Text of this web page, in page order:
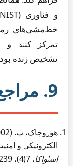
خط‌مشی‌های رمز
تمرکز کنند و
تشخیص زنده
9. مراجع
الکترونیکی و
اسلواکا، 7(4)، 239-242.